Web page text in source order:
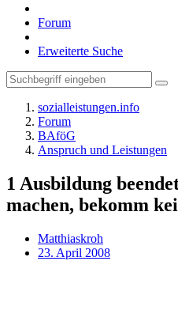
Forum
Erweiterte Suche
sozialleistungen.info
Forum
BAföG
Anspruch und Leistungen
1 Ausbildung
machen, bekomm
Matthiaskroh
23. April 2008